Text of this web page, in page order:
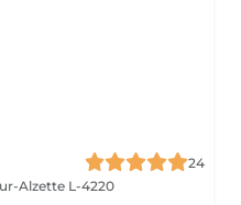
24
Alzette L-4220